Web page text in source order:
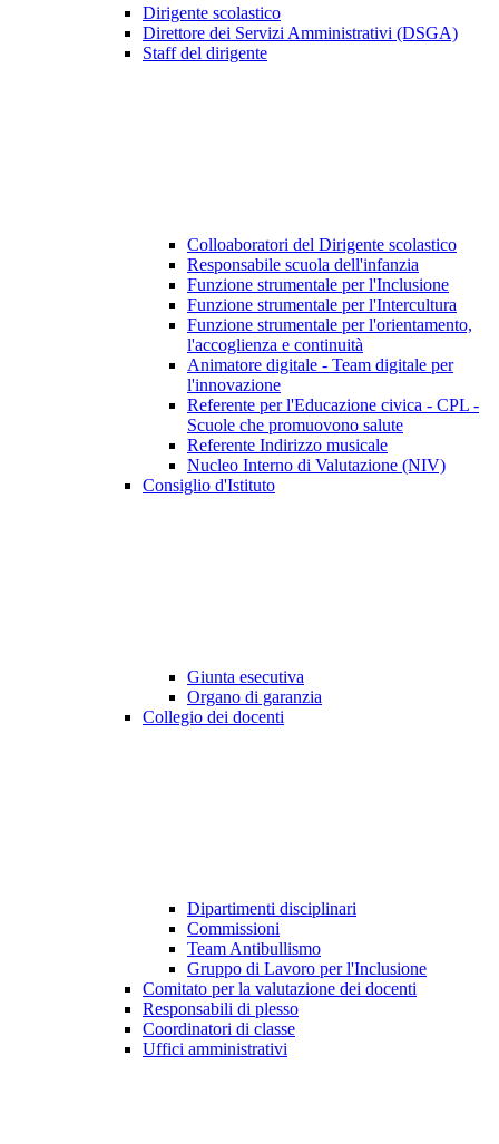
Dirigente scolastico
Direttore dei Servizi Amministrativi (DSGA)
Staff del dirigente
Colloaboratori del Dirigente scolastico
Responsabile scuola dell'infanzia
Funzione strumentale per l'Inclusione
Funzione strumentale per l'Intercultura
Funzione strumentale per l'orientamento,
l'accoglienza e continuità
Animatore digitale - Team digitale per
l'innovazione
Referente per l'Educazione civica - CPL -
Scuole che promuovono salute
Referente Indirizzo musicale
Nucleo Interno di Valutazione (NIV)
Consiglio d'Istituto
Giunta esecutiva
Organo di garanzia
Collegio dei docenti
Dipartimenti disciplinari
Commissioni
Team Antibullismo
Gruppo di Lavoro per l'Inclusione
Comitato per la valutazione dei docenti
Responsabili di plesso
Coordinatori di classe
Uffici amministrativi